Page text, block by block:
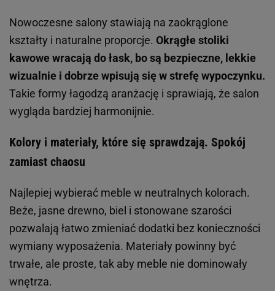
Nowoczesne salony stawiają na zaokrąglone
kształty i naturalne proporcje. Okrągłe stoliki
kawowe wracają do łask, bo są bezpieczne, lekkie
wizualnie i dobrze wpisują się w strefę wypoczynku.
Takie formy łagodzą aranżację i sprawiają, że salon
wygląda bardziej harmonijnie.
Kolory i materiały, które się sprawdzają. Spokój
zamiast chaosu
Najlepiej wybierać meble w neutralnych kolorach.
Beże, jasne drewno, biel i stonowane szarości
pozwalają łatwo zmieniać dodatki bez konieczności
wymiany wyposażenia. Materiały powinny być
trwałe, ale proste, tak aby meble nie dominowały
wnętrza.